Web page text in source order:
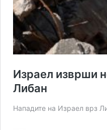
Израел изврши
Либан
Нападите на Израел врз